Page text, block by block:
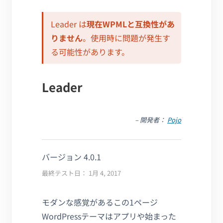
Leader は現在WPMLと互換性があ
りません。使用時に問題が発生す
る可能性があります。
Leader
– 開発者： Pojo
バージョン 4.0.1
最終テスト日： 1月 4, 2017
モダンな感覚があるこの1ページ
WordPressテーマはアプリや始まった